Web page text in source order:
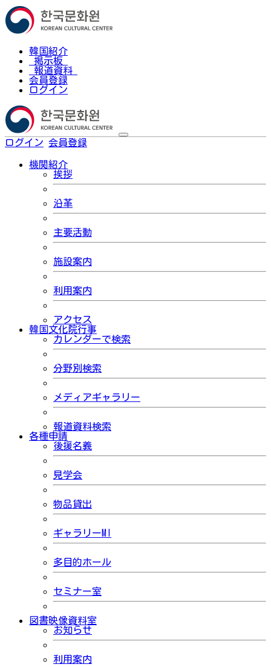
韓国紹介
掲示板
報道資料
会員登録
ログイン
ログイン 会員登録
機関紹介
挨拶
沿革
主要活動
施設案内
利用案内
アクセス
韓国文化院行事
カレンダーで検索
分野別検索
メディアギャラリー
報道資料検索
各種申請
後援名義
見学会
物品貸出
ギャラリーMI
多目的ホール
セミナー室
図書映像資料室
お知らせ
利用案内